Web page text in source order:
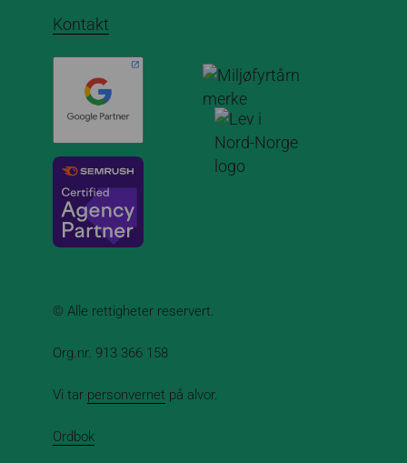
Kontakt
© Alle rettigheter reservert.
Org.nr. 913 366 158
Vi tar personvernet på alvor.
Ordbok